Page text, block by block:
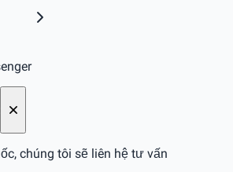
chúng tôi sẽ liên hệ tư vấn